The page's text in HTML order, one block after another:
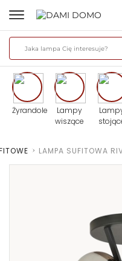
Żyrandole
Lampy
wiszące
> LAMPA SUFITOWA